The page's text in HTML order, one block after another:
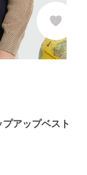
アップベスト